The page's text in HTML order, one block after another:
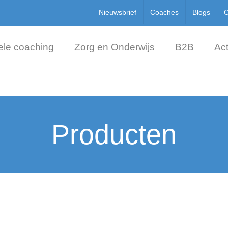
Nieuwsbrief Coaches Blogs
coaching Zorg en Onderwijs B2B
Producten